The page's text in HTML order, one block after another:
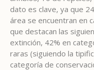
dato es clave, ya que
área se encuentran en
que destacan las
extinción, 42% en
raras (siguiendo la
categoría de